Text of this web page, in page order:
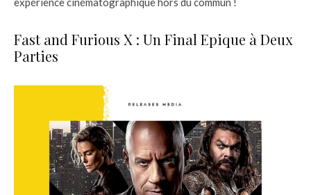
Fast and Furious X : Un Final Epique à Deux
Parties